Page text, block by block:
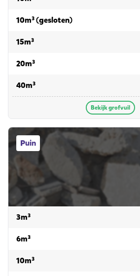
10m³ (gesloten)voor grofvuil
15m³voor grofvuil
20m³voor grofvuil
40m³voor grofvuil
Bekijk grofvuil
Puin
Puin afvalcontainers
3m³voor puin
6m³voor puin
10m³voor puin